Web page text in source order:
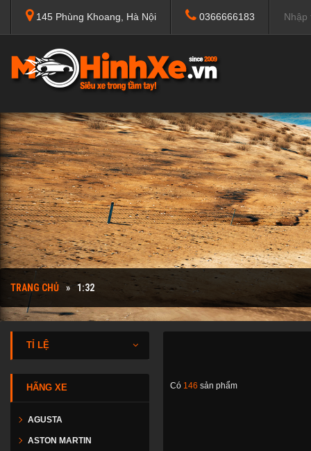
145 Phùng Khoang, Hà Nội 0366666183
TRANG CHỦ 1:32
TỈ LỆ
HÃNG XE
AGUSTA
ASTON MARTIN
Có 146 sản phẩm